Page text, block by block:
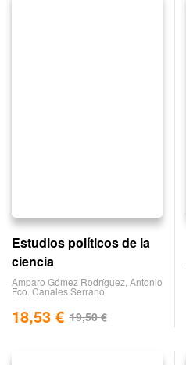
Estudios políticos de la
ciencia
Amparo Gómez Rodríguez Antonio
Fco. Canales Serrano
19,50€
18,53 €